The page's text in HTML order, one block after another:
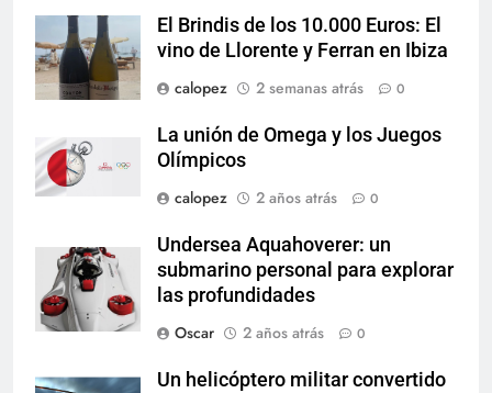
El Brindis de los 10.000 Euros: El
vino de Llorente y Ferran en Ibiza
calopez
2 semanas atrás 0
La unión de Omega y los Juegos
Olímpicos
calopez
2 años atrás 0
Undersea Aquahoverer: un
submarino personal para explorar
las profundidades
Oscar
2 años atrás 0
Un helicóptero militar convertido